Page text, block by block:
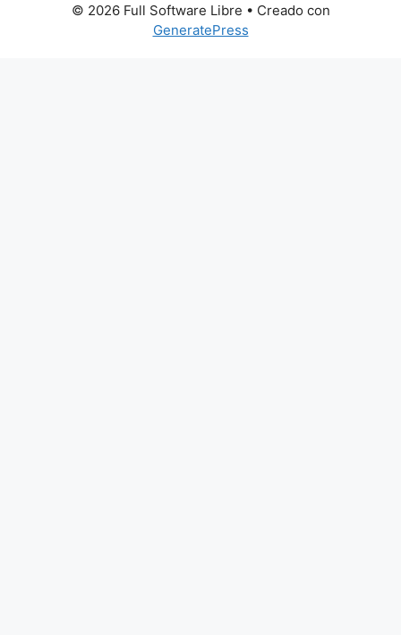
© 2026 Full Software Libre • Creado con
GeneratePress